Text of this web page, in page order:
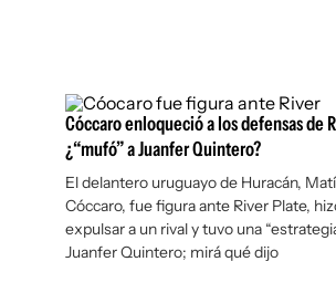
Cóccaro enloqueció a los defensas de
¿“mufó” a Juanfer Quintero?
El delantero uruguayo de Huracán,
Cóccaro, fue figura ante River Plate,
expulsar a un rival y tuvo una
Juanfer Quintero; mirá qué dijo